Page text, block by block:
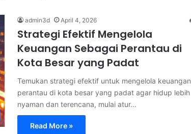
admin3d April 4, 2026
Strategi Efektif Mengelola
Keuangan Sebagai Perantau di
Kota Besar yang Padat
Temukan strategi efektif untuk mengelola keuangan
perantau di kota besar yang padat agar hidup lebih
nyaman dan terencana, mulai atur…
Read More »